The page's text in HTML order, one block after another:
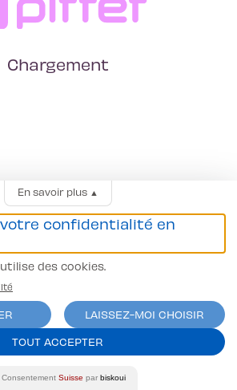
Chargement
En savoir plus▲
confidentialité en
des cookies.
LAISSEZ-MOI CHOISIR
TOUT ACCEPTER
Consentement Suisse par biskoui